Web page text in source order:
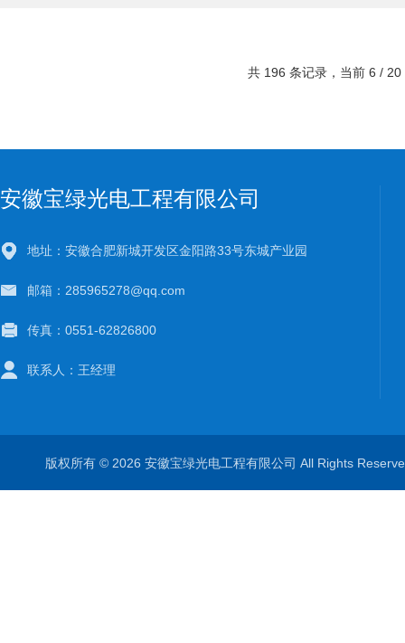
共 196 条记录，当前 6 /
安徽宝绿光电工程有限公司
地址：安徽合肥新城开发区金阳路33号东城产业园
邮箱：285965278@qq.com
传真：0551-62826800
联系人：王经理
版权所有 © 2026 安徽宝绿光电工程有限公司 All Rights